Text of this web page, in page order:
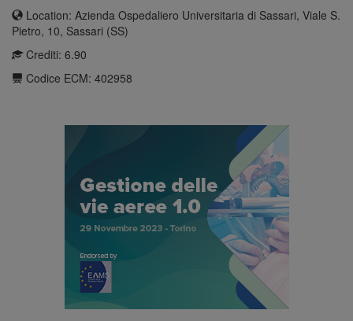
Location: Azienda Ospedaliero Universitaria di Sassari, Viale S.
Pietro, 10, Sassari (SS)
Crediti: 6.90
Codice ECM: 402958